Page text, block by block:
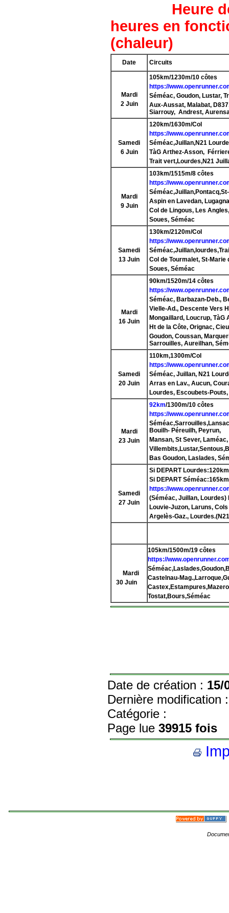
Heure de
heures en
(chaleur)
Date Circuits
Mardi
2 Juin
105km/1230m/10 côtes
https://
Séméac, Goudon, Lustar,
Aux-Aussat, Malabat,
Siarrouy, Andrest,
Samedi
6 Juin
120km/1630m/Col
https://
Séméac,Juillan,N21
TàG Arthez-Asson,
Trait vert,Lourdes,N21
Mardi
9 Juin
103km/1515m/8 côtes
https://
Aspin en Lavedan,
Col de Lingous, Les
Soues, Séméac
Samedi
13 Juin
130km/2120m/Col
https://
Col de Tourmalet, St-Marie
Soues, Séméac
Mardi
16 Juin
90km/1520m/14 côtes
https://
Séméac, Barbazan-Deb.,
Vielle-Ad., Descente Vers
Mongaillard, Loucrup, TàG
Ht de la Côte, Orignac,
Goudon, Coussan,
Sarrouilles, Aureilhan,
Samedi
20 Juin
110km,1300m/Col
https://
Séméac, Juillan, N21
Arras en Lav., Aucun,
Lourdes, Escoubets-
Mardi
23 Juin
92km/1300m/10 côtes
https://
Bouilh- Péreuilh, Peyrun,
Mansan, St Sever,
Bas Goudon, Laslades,
Samedi
27 Juin
Si DEPART Lourdes:
Si DEPART Séméac:165km
https://
(Séméac, Juillan,
Louvie-Juzon, Laruns,
Argelès-Gaz.,
Mardi
30 Juin
105km/1500m/19 côtes
https://
Castelnau-
Tostat,Bours,Séméac
Date de création : 15/
Dernière modification
Catégorie :
Page lue 39915 fois